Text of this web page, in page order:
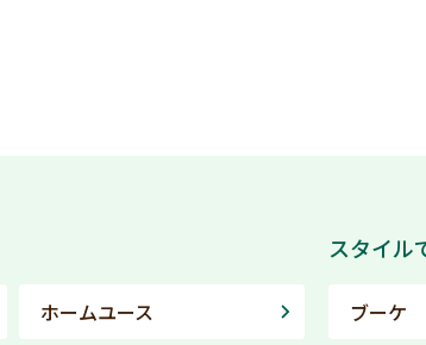
ホームユース
スタイル
ブーケ